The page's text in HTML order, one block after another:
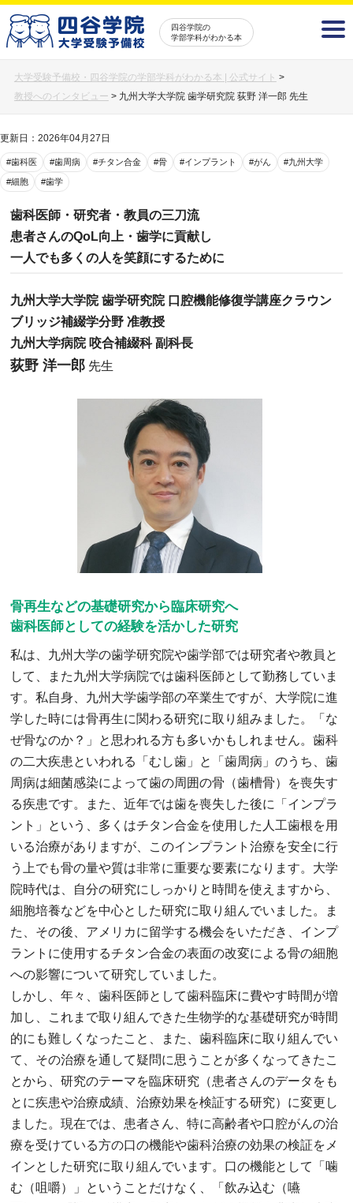
四谷学院の
学部学科がわかる本
大学受験予備校・四谷学院の学部学科がわかる本 | 公式サイト >
教授へのインタビュー > 九州大学大学院 歯学研究院 荻野 洋一郎 先生
更新日：2026年04月27日
#歯科医 #歯周病 #チタン合金 #骨 #インプラント #がん #九州大学
#細胞 #歯学
歯科医師・研究者・教員の三刀流
患者さんのQoL向上・歯学に貢献し
一人でも多くの人を笑顔にするために
九州大学大学院 歯学研究院 口腔機能修復学講座クラウン
ブリッジ補綴学分野 准教授
九州大学病院 咬合補綴科 副科長
荻野 洋一郎 先生
骨再生などの基礎研究から臨床研究へ
歯科医師としての経験を活かした研究
私は、九州大学の歯学研究院や歯学部では研究者や教員と
して、また九州大学病院では歯科医師として勤務していま
す。私自身、九州大学歯学部の卒業生ですが、大学院に進
学した時には骨再生に関わる研究に取り組みました。「な
ぜ骨なのか？」と思われる方も多いかもしれません。歯科
の二大疾患といわれる「むし歯」と「歯周病」のうち、歯
周病は細菌感染によって歯の周囲の骨（歯槽骨）を喪失す
る疾患です。また、近年では歯を喪失した後に「インプラ
ント」という、多くはチタン合金を使用した人工歯根を用
いる治療がありますが、このインプラント治療を安全に行
う上でも骨の量や質は非常に重要な要素になります。大学
院時代は、自分の研究にしっかりと時間を使えますから、
細胞培養などを中心とした研究に取り組んでいました。ま
た、その後、アメリカに留学する機会をいただき、インプ
ラントに使用するチタン合金の表面の改変による骨の細胞
への影響について研究していました。
しかし、年々、歯科医師として歯科臨床に費やす時間が増
加し、これまで取り組んできた生物学的な基礎研究が時間
的にも難しくなったこと、また、歯科臨床に取り組んでい
て、その治療を通して疑問に思うことが多くなってきたこ
とから、研究のテーマを臨床研究（患者さんのデータをも
とに疾患や治療成績、治療効果を検証する研究）に変更し
ました。現在では、患者さん、特に高齢者や口腔がんの治
療を受けている方の口の機能や歯科治療の効果の検証をメ
インとした研究に取り組んでいます。口の機能として「噛
む（咀嚼）」ということだけなく、「飲み込む（嚥